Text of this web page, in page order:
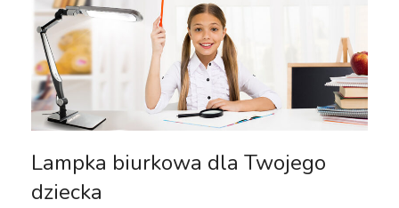
Lampka biurkowa dla Twojego
dziecka